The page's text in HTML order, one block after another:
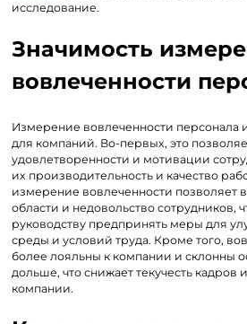
исследование.
Значимость
вовлеченности
Измерение вовлеченности персонала
для компаний. Во-первых, это
удовлетворенности и мотивации
их производительность и качество
измерение вовлеченности позволяет
области и недовольство сотрудников,
руководству предпринять меры для
среды и условий труда. Кроме того,
более лояльны к компании и склонны
дольше, что снижает текучесть кадров
компании.